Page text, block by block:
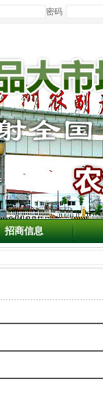
密码
招商信息